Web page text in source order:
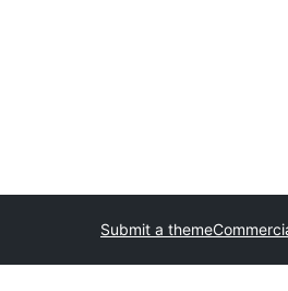
Submit a theme